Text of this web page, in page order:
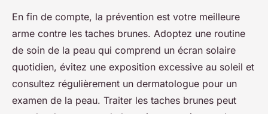
En fin de compte, la prévention est votre meilleure
arme contre les taches brunes. Adoptez une routine
de soin de la peau qui comprend un écran solaire
quotidien, évitez une exposition excessive au soleil et
consultez régulièrement un dermatologue pour un
examen de la peau. Traiter les taches brunes peut